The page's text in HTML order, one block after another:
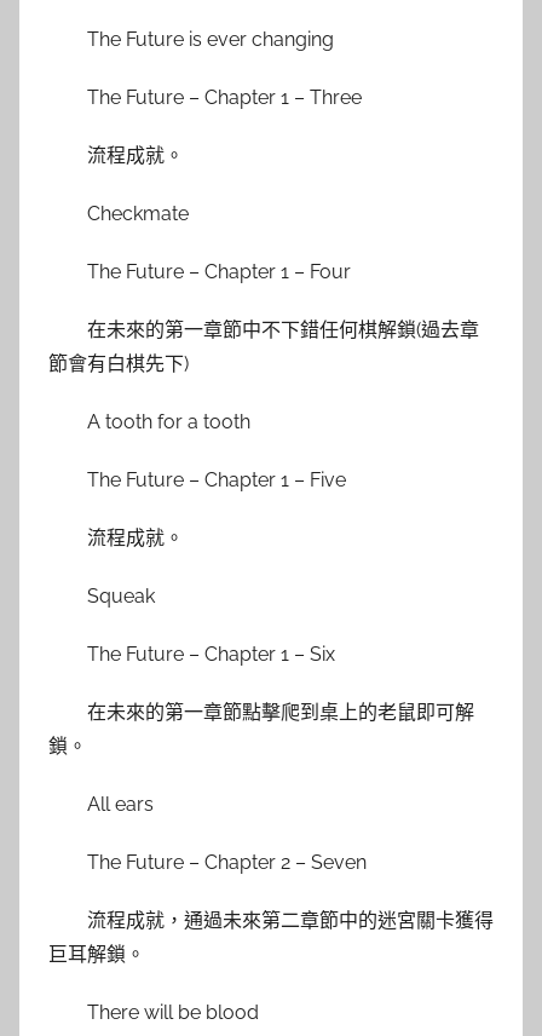
The Future is ever changing
The Future – Chapter 1 – Three
流程成就。
Checkmate
The Future – Chapter 1 – Four
在未來的第一章節中不下錯任何棋解鎖(過去章
節會有白棋先下)
A tooth for a tooth
The Future – Chapter 1 – Five
流程成就。
Squeak
The Future – Chapter 1 – Six
在未來的第一章節點擊爬到桌上的老鼠即可解
鎖。
All ears
The Future – Chapter 2 – Seven
流程成就，通過未來第二章節中的迷宮關卡獲得
巨耳解鎖。
There will be blood